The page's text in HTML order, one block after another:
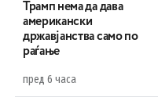
Трамп нема да дава
американски
државјанства само по
раѓање
пред 6 часа